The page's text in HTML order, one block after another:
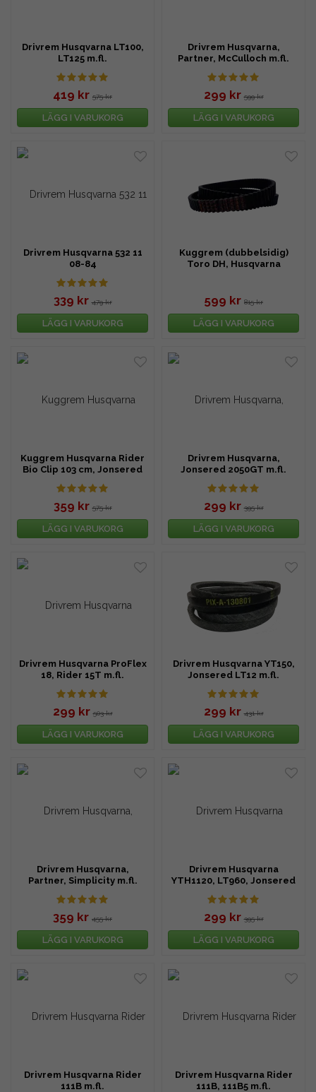
Drivrem Husqvarna LT100,
LT125 m.fl.
419 kr 575 kr
LÄGG I VARUKORG
Drivrem Husqvarna,
Partner, McCulloch m.fl.
299 kr 599 kr
LÄGG I VARUKORG
Drivrem Husqvarna 532 11
08-84
339 kr 479 kr
LÄGG I VARUKORG
Kuggrem (dubbelsidig)
Toro DH, Husqvarna
599 kr 815 kr
LÄGG I VARUKORG
Kuggrem Husqvarna Rider
Bio Clip 103 cm, Jonsered
359 kr 575 kr
LÄGG I VARUKORG
Drivrem Husqvarna,
Jonsered 2050GT m.fl.
299 kr 395 kr
LÄGG I VARUKORG
Drivrem Husqvarna ProFlex
18, Rider 15T m.fl.
299 kr 503 kr
LÄGG I VARUKORG
Drivrem Husqvarna YT150,
Jonsered LT12 m.fl.
299 kr 431 kr
LÄGG I VARUKORG
Drivrem Husqvarna,
Partner, Simplicity m.fl.
359 kr 455 kr
LÄGG I VARUKORG
Drivrem Husqvarna
YTH1120, LT960, Jonsered
299 kr 395 kr
LÄGG I VARUKORG
Drivrem Husqvarna Rider
111B m.fl.
Drivrem Husqvarna Rider
111B, 111B5 m.fl.